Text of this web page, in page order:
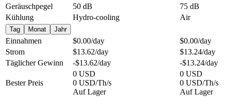
Geräuschpegel
50 dB
75 dB
Kühlung
Hydro-cooling Air
Tag Monat Jahr
Einnahmen $0.00/day $0.00/day
Strom
$13.62/day $13.24/day
Täglicher Gewinn
-$13.62/day -$13.24/day
Bester Preis
0 USD
0 USD/Th/s
Auf Lager
0 USD
0 USD/Th/s
Auf Lager